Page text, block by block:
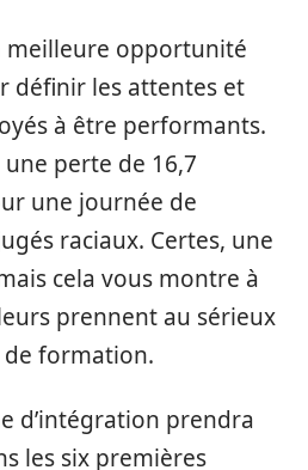
meilleure opportunité
définir les attentes et
à être performants.
perte de 16,7
une journée de
raciaux. Certes, une
cela vous montre à
prennent au sérieux
formation.
d’intégration prendra
les six premières